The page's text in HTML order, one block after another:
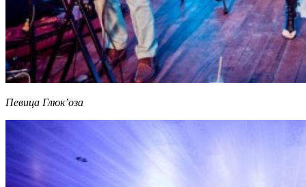
Певица Глюк’оза